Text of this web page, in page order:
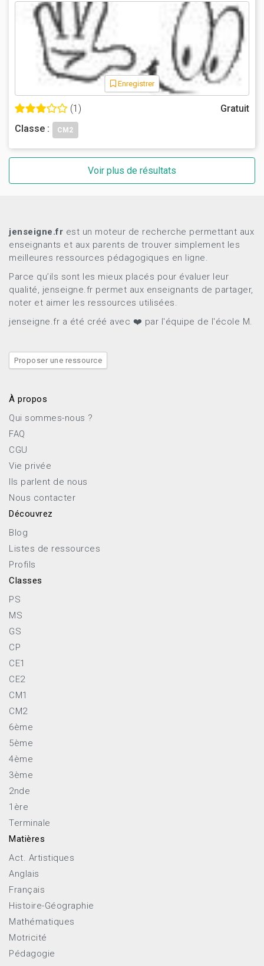
Enregistrer
(1)
Gratuit
Classe :
CM2
Voir plus de résultats
jenseigne.fr est un moteur de recherche permettant aux
enseignants et aux parents de trouver simplement les
meilleures ressources pédagogiques en ligne.
Parce qu’ils sont les mieux placés pour évaluer leur
qualité, jenseigne.fr permet aux enseignants de partager,
noter et aimer les ressources utilisées.
jenseigne.fr a été créé avec ❤️ par l'équipe de l'école M.
Proposer une ressource
À propos
Qui sommes-nous ?
FAQ
CGU
Vie privée
Ils parlent de nous
Nous contacter
Découvrez
Blog
Listes de ressources
Profils
Classes
PS
MS
GS
CP
CE1
CE2
CM1
CM2
6ème
5ème
4ème
3ème
2nde
1ère
Terminale
Matières
Act. Artistiques
Anglais
Français
Histoire-Géographie
Mathématiques
Motricité
Pédagogie